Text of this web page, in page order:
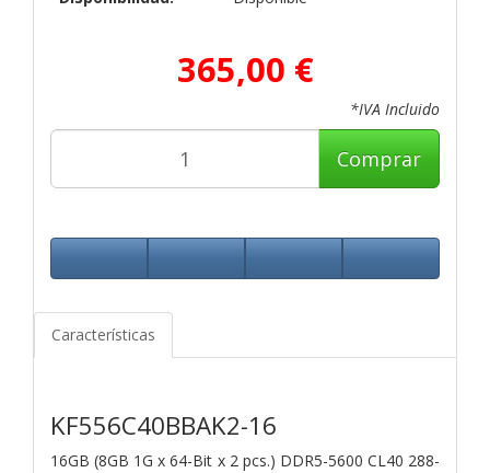
365,00 €
*IVA Incluido
Comprar
Características
KF556C40BBAK2-16
16GB (8GB 1G x 64-Bit x 2 pcs.) DDR5-5600 CL40 288-